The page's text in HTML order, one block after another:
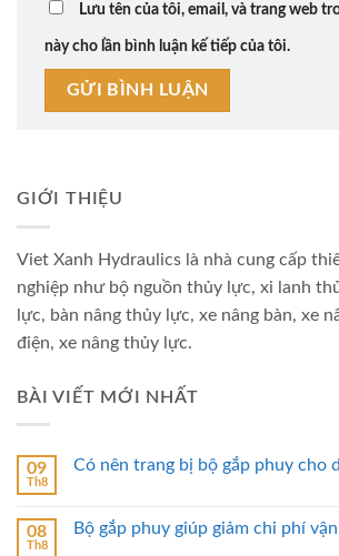
Lưu tên của tôi, email, và trang web
này cho lần bình luận kế tiếp của tôi.
GIỚI THIỆU
Viet Xanh Hydraulics là nhà cung cấp
nghiệp như bộ nguồn thủy lực, xi lanh
lực, bàn nâng thủy lực, xe nâng bàn, xe
điện, xe nâng thủy lực.
BÀI VIẾT MỚI NHẤT
09
Th8
Có nên trang bị bộ gắp phuy cho
08
Th8
Bộ gắp phuy giúp giảm chi phí